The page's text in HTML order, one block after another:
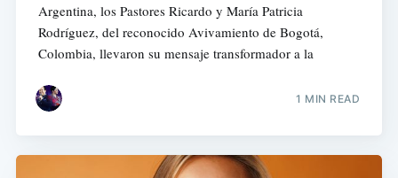
Argentina, los Pastores Ricardo y María Patricia
Rodríguez, del reconocido Avivamiento de Bogotá,
Colombia, llevaron su mensaje transformador a la
1 MIN READ